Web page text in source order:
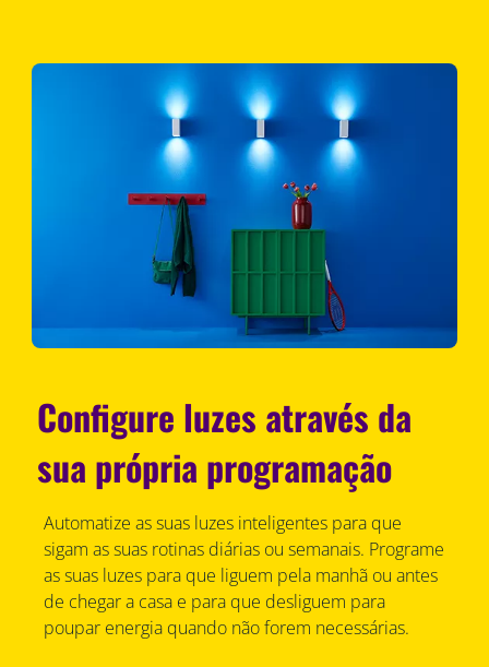
Configure luzes através da
sua própria programação
Automatize as suas luzes inteligentes para que
sigam as suas rotinas diárias ou semanais. Programe
as suas luzes para que liguem pela manhã ou antes
de chegar a casa e para que desliguem para
poupar energia quando não forem necessárias.